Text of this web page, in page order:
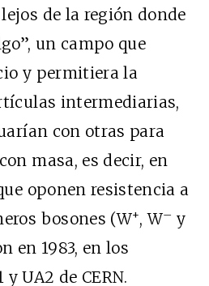
de la región donde
un campo que
y permitiera la
intermediarias,
con otras para
masa, es decir, en
oponen resistencia a
bosones (W+, W– y
en 1983, en los
UA2 de CERN.